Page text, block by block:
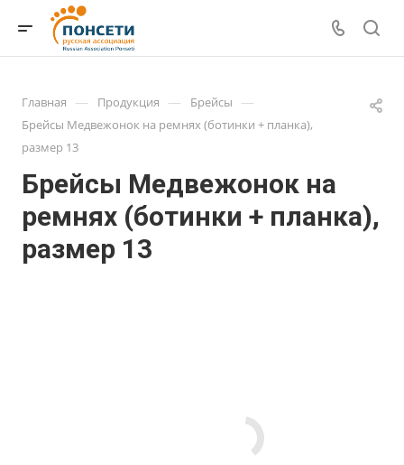
Главная — Продукция — Брейсы —
Брейсы Медвежонок на ремнях (ботинки + планка),
размер 13
Брейсы Медвежонок на
ремнях (ботинки + планка),
размер 13